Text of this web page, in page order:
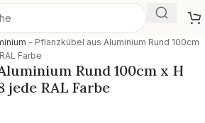
- Pflanzkübel aus Aluminium Rund 100cm
Farbe
Rund 100cm x H
jede RAL Farbe